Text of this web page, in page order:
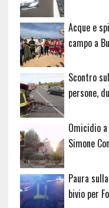
Acque e
campo a
Scontro
persone,
Omicidio
Simone
Paura
bivio per